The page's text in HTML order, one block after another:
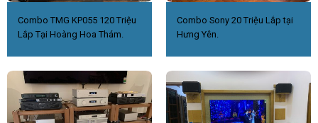
Combo TMG KP055 120 Triệu
Lắp Tại Hoàng Hoa Thám.
Combo Sony 20 Triệu Lắp tại
Hưng Yên.